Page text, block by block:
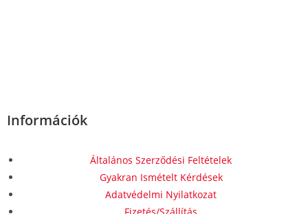
Információk
Általános Szerződési Feltételek
Gyakran Ismételt Kérdések
Adatvédelmi Nyilatkozat